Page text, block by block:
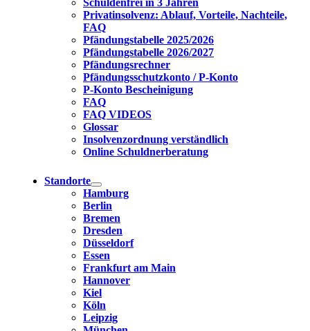
Privatinsolvenz: Ablauf, Vorteile, Nachteile,
FAQ
Pfändungstabelle 2025/2026
Pfändungstabelle 2026/2027
Pfändungsrechner
Pfändungsschutzkonto / P-Konto
P-Konto Bescheinigung
FAQ
FAQ VIDEOS
Glossar
Insolvenzordnung verständlich
Online Schuldnerberatung
Standorte
Hamburg
Berlin
Bremen
Dresden
Düsseldorf
Essen
Frankfurt am Main
Hannover
Kiel
Köln
Leipzig